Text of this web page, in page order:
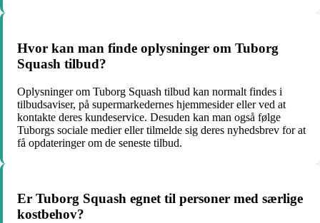
Hvor kan man finde oplysninger om Tuborg
Squash tilbud?
Oplysninger om Tuborg Squash tilbud kan normalt findes i
tilbudsaviser, på supermarkedernes hjemmesider eller ved at
kontakte deres kundeservice. Desuden kan man også følge
Tuborgs sociale medier eller tilmelde sig deres nyhedsbrev for at
få opdateringer om de seneste tilbud.
Er Tuborg Squash egnet til personer med særlige
kostbehov?